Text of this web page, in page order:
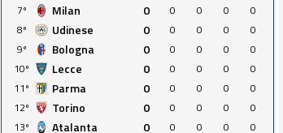
7º
Milan 0 0 0 0
0
8º
Udinese 0 0 0 0
0
9º
Bologna 0 0 0 0
0
10º
Lecce 0 0 0 0
0
11º
Parma 0 0 0 0
0
12º
Torino 0 0 0 0
0
13º
Atalanta 0 0 0 0 0